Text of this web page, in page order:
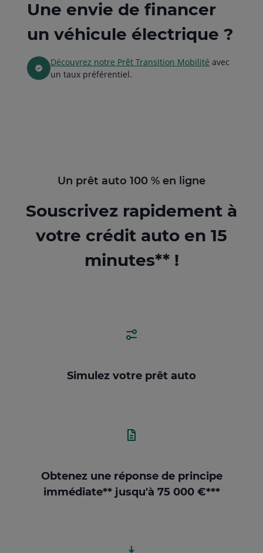
Une envie de financer
un véhicule électrique ?
Découvrez notre Prêt Transition Mobilité avec
un taux préférentiel.
Un prêt auto 100 % en ligne
Souscrivez rapidement à
votre crédit auto en 15
minutes** !
Simulez votre prêt auto
Obtenez une réponse de principe
immédiate** jusqu'à 75 000 €***